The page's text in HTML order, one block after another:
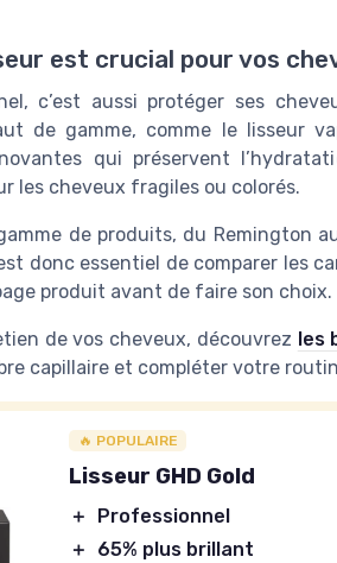
est crucial pour vos
c’est aussi protéger ses
de gamme, comme le lisseur
qui préservent
les cheveux fragiles ou colorés.
de produits, du Remington
donc essentiel de comparer les
produit avant de faire son choix.
de vos cheveux, découvrez les
capillaire et compléter votre
🔥 POPULAIRE
Lisseur GHD Gold
＋
Professionnel
＋
65% plus brillant